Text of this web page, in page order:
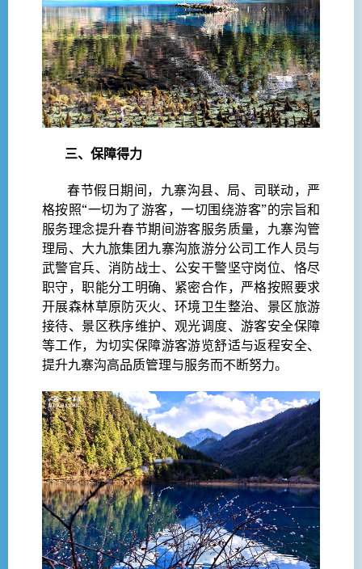
三、保障得力
春节假日期间，九寨沟县、局、司联动，严
格按照“一切为了游客，一切围绕游客”的宗旨和
服务理念提升春节期间游客服务质量，九寨沟管
理局、大九旅集团九寨沟旅游分公司工作人员与
武警官兵、消防战士、公安干警坚守岗位、恪尽
职守，职能分工明确、紧密合作，严格按照要求
开展森林草原防灭火、环境卫生整治、景区旅游
接待、景区秩序维护、观光调度、游客安全保障
等工作，为切实保障游客游览舒适与返程安全、
提升九寨沟高品质管理与服务而不断努力。